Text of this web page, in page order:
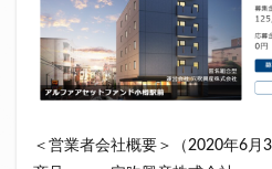
＜営業者会社概要＞（2020年6月